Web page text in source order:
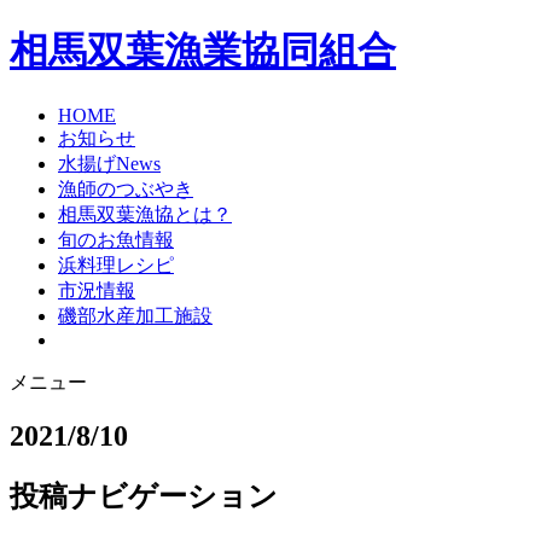
相馬双葉漁業協同組合
HOME
お知らせ
水揚げNews
漁師のつぶやき
相馬双葉漁協とは？
旬のお魚情報
浜料理レシピ
市況情報
磯部水産加工施設
メニュー
2021/8/10
投稿ナビゲーション